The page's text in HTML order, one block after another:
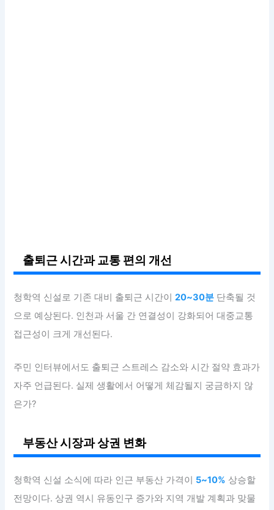
출퇴근 시간과 교통 편의 개선
청학역 신설로 기존 대비 출퇴근 시간이20~30분 단축될 것
으로 예상된다. 인천과 서울 간 연결성이 강화되어 대중교통
접근성이 크게 개선된다.
주민 인터뷰에서도 출퇴근 스트레스 감소와 시간 절약 효과가
자주 언급된다. 실제 생활에서 어떻게 체감될지 궁금하지 않
은가?
부동산 시장과 상권 변화
청학역 신설 소식에 따라 인근 부동산 가격이 5~10% 상승할
전망이다. 상권 역시 유동인구 증가와 지역 개발 계획과 맞물